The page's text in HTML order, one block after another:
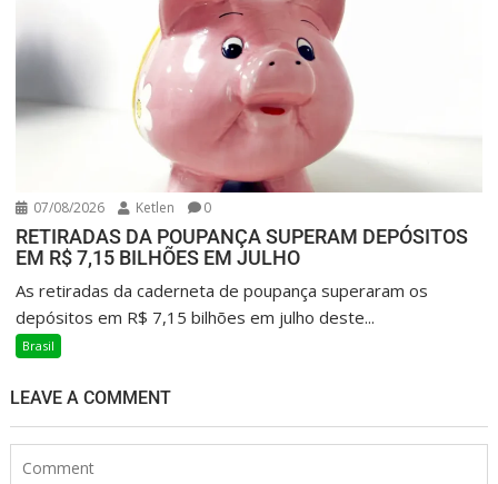
07/08/2026 Ketlen 0
RETIRADAS DA POUPANÇA SUPERAM DEPÓSITOS
EM R$ 7,15 BILHÕES EM JULHO
As retiradas da caderneta de poupança superaram os
depósitos em R$ 7,15 bilhões em julho deste...
Brasil
LEAVE A COMMENT